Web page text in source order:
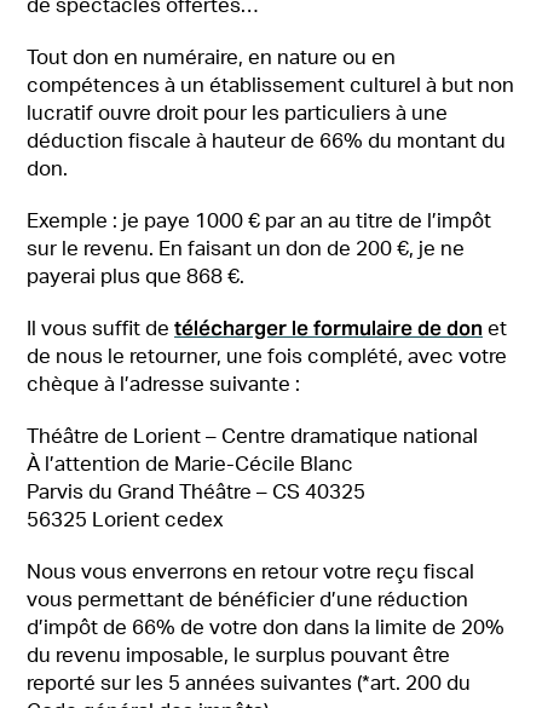
de spectacles offertes…
Tout don en numéraire, en nature ou en
compétences à un établissement culturel à but non
lucratif ouvre droit pour les particuliers à une
déduction fiscale à hauteur de 66% du montant du
don.
Exemple : je paye 1000 € par an au titre de l’impôt
sur le revenu. En faisant un don de 200 €, je ne
payerai plus que 868 €.
Il vous suffit de télécharger le formulaire de don et
de nous le retourner, une fois complété, avec votre
chèque à l’adresse suivante :
Théâtre de Lorient – Centre dramatique national
À l’attention de Marie-Cécile Blanc
Parvis du Grand Théâtre – CS 40325
56325 Lorient cedex
Nous vous enverrons en retour votre reçu fiscal
vous permettant de bénéficier d’une réduction
d’impôt de 66% de votre don dans la limite de 20%
du revenu imposable, le surplus pouvant être
reporté sur les 5 années suivantes (*art. 200 du